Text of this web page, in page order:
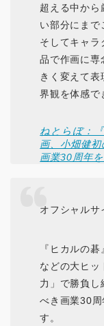
超える中から
い部分にまで
そしてキャラ
品で作画に専
きく変えて表
界観を体感で
ねとらぼ：
画、小畑健
画業30周年
オフシャルサ
『ヒカルの
などの大ヒッ
力」で勝負し
べき画業30
す。